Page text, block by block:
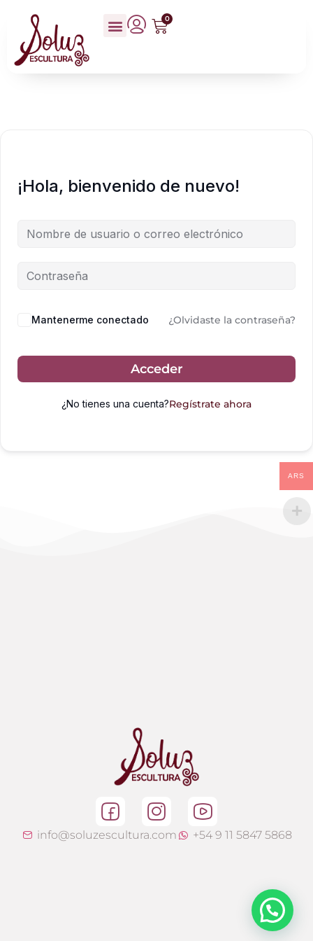
0
¡Hola, bienvenido de nuevo!
Mantenerme conectado ¿Olvidaste la contraseña?
Acceder
¿No tienes una cuenta?Regístrate ahora
info@soluzescultura.com +54 9 11 5847 5868
ARS